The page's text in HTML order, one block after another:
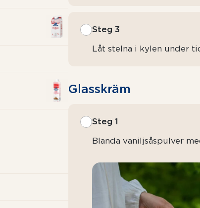
Steg 3
Låt stelna i kylen under
Glasskräm
Steg 1
Blanda vaniljsåspulver